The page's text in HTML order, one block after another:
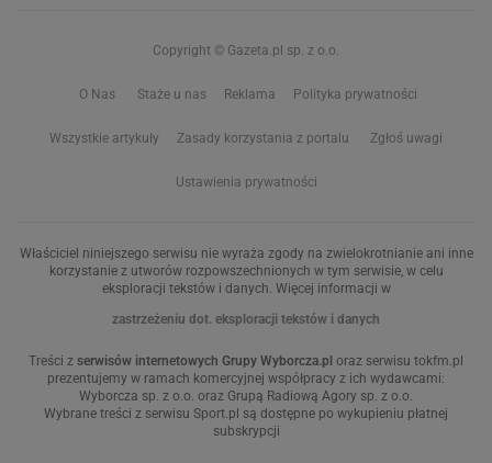
Copyright © Gazeta.pl sp. z o.o.
O Nas Staże u nas Reklama Polityka prywatności
Wszystkie artykuły Zasady korzystania z portalu Zgłoś uwagi
Ustawienia prywatności
Właściciel niniejszego serwisu nie wyraża zgody na zwielokrotnianie ani inne
korzystanie z utworów rozpowszechnionych w tym serwisie, w celu
eksploracji tekstów i danych. Więcej informacji w
zastrzeżeniu dot. eksploracji tekstów i danych
Treści z serwisów internetowych Grupy Wyborcza.pl oraz serwisu tokfm.pl
prezentujemy w ramach komercyjnej współpracy z ich wydawcami:
Wyborcza sp. z o.o. oraz Grupą Radiową Agory sp. z o.o.
Wybrane treści z serwisu Sport.pl są dostępne po wykupieniu płatnej
subskrypcji